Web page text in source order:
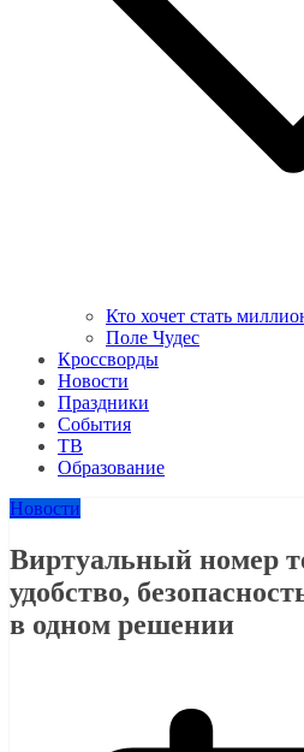
Кто хочет стать
Поле Чудес
Кроссворды
Новости
Праздники
События
ТВ
Образование
Новости
Виртуальный номер
удобство,
в одном решении